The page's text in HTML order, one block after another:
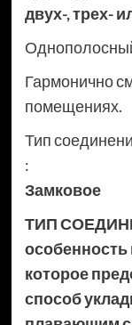
двух-, трех-
Гармонично
помещениях.
Тип
:
Замковое
ТИП
которое
способ